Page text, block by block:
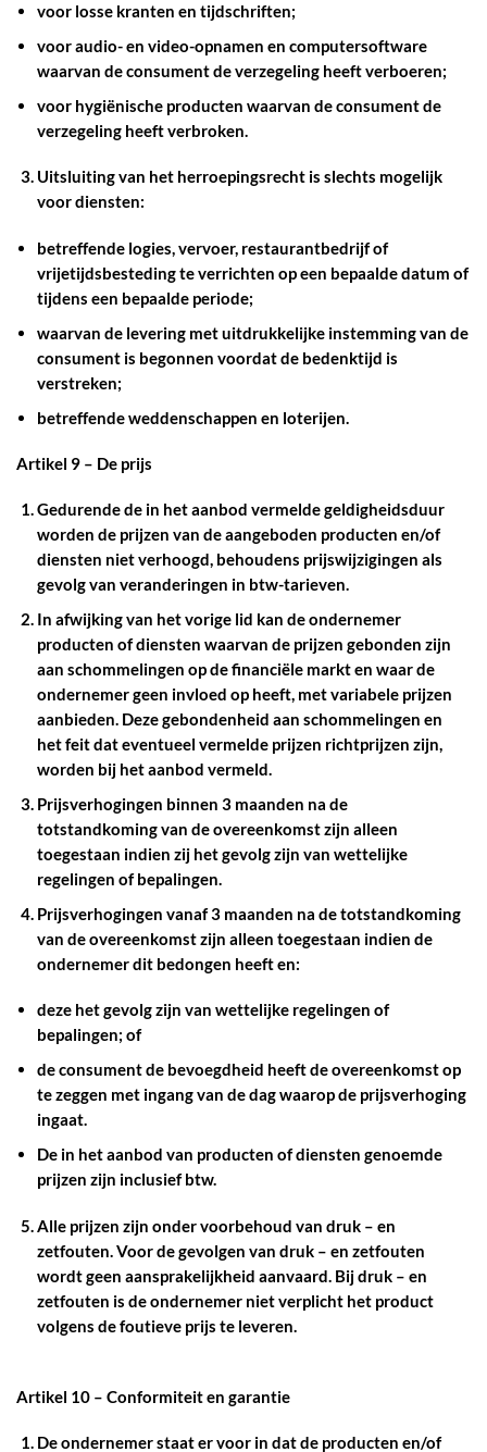
voor losse kranten en tijdschriften;
voor audio- en video-opnamen en computersoftware
waarvan de consument de verzegeling heeft verboeren;
voor hygiënische producten waarvan de consument de
verzegeling heeft verbroken.
Uitsluiting van het herroepingsrecht is slechts mogelijk
voor diensten:
betreffende logies, vervoer, restaurantbedrijf of
vrijetijdsbesteding te verrichten op een bepaalde datum of
tijdens een bepaalde periode;
waarvan de levering met uitdrukkelijke instemming van de
consument is begonnen voordat de bedenktijd is
verstreken;
betreffende weddenschappen en loterijen.
Artikel 9 – De prijs
Gedurende de in het aanbod vermelde geldigheidsduur
worden de prijzen van de aangeboden producten en/of
diensten niet verhoogd, behoudens prijswijzigingen als
gevolg van veranderingen in btw-tarieven.
In afwijking van het vorige lid kan de ondernemer
producten of diensten waarvan de prijzen gebonden zijn
aan schommelingen op de financiële markt en waar de
ondernemer geen invloed op heeft, met variabele prijzen
aanbieden. Deze gebondenheid aan schommelingen en
het feit dat eventueel vermelde prijzen richtprijzen zijn,
worden bij het aanbod vermeld.
Prijsverhogingen binnen 3 maanden na de
totstandkoming van de overeenkomst zijn alleen
toegestaan indien zij het gevolg zijn van wettelijke
regelingen of bepalingen.
Prijsverhogingen vanaf 3 maanden na de totstandkoming
van de overeenkomst zijn alleen toegestaan indien de
ondernemer dit bedongen heeft en:
deze het gevolg zijn van wettelijke regelingen of
bepalingen; of
de consument de bevoegdheid heeft de overeenkomst op
te zeggen met ingang van de dag waarop de prijsverhoging
ingaat.
De in het aanbod van producten of diensten genoemde
prijzen zijn inclusief btw.
Alle prijzen zijn onder voorbehoud van druk – en
zetfouten. Voor de gevolgen van druk – en zetfouten
wordt geen aansprakelijkheid aanvaard. Bij druk – en
zetfouten is de ondernemer niet verplicht het product
volgens de foutieve prijs te leveren.
Artikel 10 – Conformiteit en garantie
De ondernemer staat er voor in dat de producten en/of